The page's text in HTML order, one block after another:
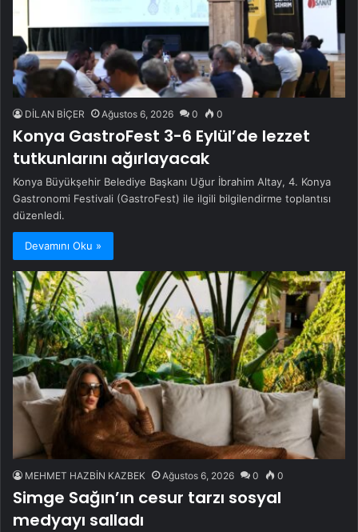
DİLAN BİÇER Ağustos 6, 2026 0 0
Konya GastroFest 3-6 Eylül’de lezzet
tutkunlarını ağırlayacak
Konya Büyükşehir Belediye Başkanı Uğur İbrahim Altay, 4. Konya
Gastronomi Festivali (GastroFest) ile ilgili bilgilendirme toplantısı
düzenledi.
Devamını Oku »
MEHMET HAZBİN KAZBEK Ağustos 6, 2026 0 0
Simge Sağın’ın cesur tarzı sosyal
medyayı salladı